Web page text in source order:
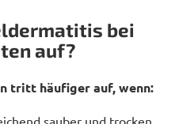
bei
auf?
tritt häufiger auf, wenn:
sauber und trocken